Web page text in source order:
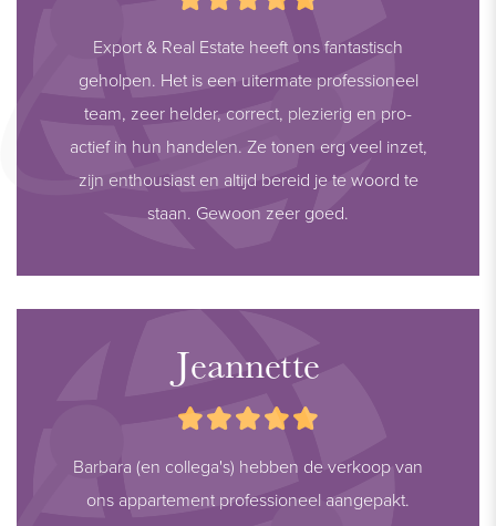
Export & Real Estate heeft ons fantastisch
geholpen. Het is een uitermate professioneel
team, zeer helder, correct, plezierig en pro-
actief in hun handelen. Ze tonen erg veel inzet,
zijn enthousiast en altijd bereid je te woord te
staan. Gewoon zeer goed.
Jeannette
Barbara (en collega's) hebben de verkoop van
ons appartement professioneel aangepakt.